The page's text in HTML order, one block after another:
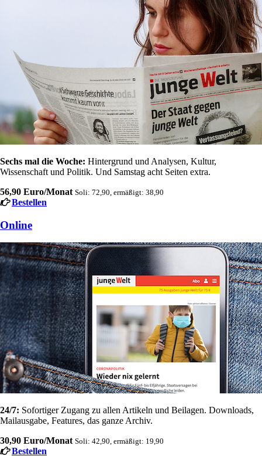
Sechs mal die Woche: Hintergrund und Analysen, Kultur,
Wissenschaft und Politik. Und Samstag acht Seiten extra.
56,90 Euro/Monat Soli: 72,90, ermäßigt: 38,90
Bestellen
Online
24/7: Sofortiger Zugang zu allen Artikeln und Beilagen. Downloads,
Mailausgabe, Features, das ganze Archiv.
30,90 Euro/Monat Soli: 42,90, ermäßigt: 19,90
Bestellen